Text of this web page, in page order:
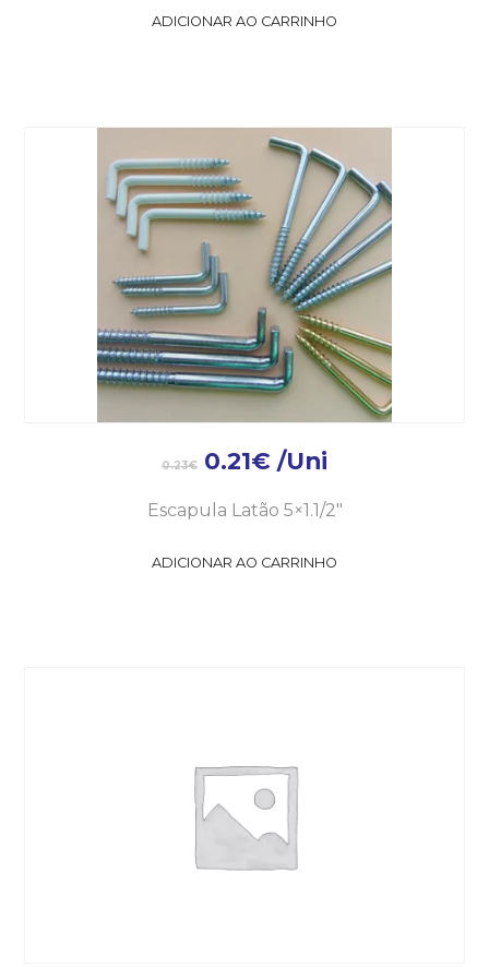
ADICIONAR AO CARRINHO
0.23€ 0.21€ /Uni
Escapula Latão 5×1.1/2″
ADICIONAR AO CARRINHO